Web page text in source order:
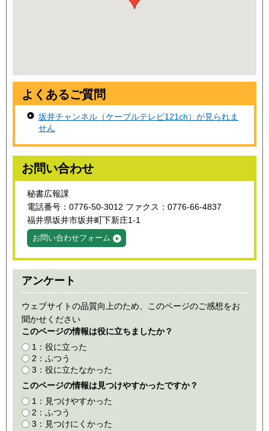
よくあるご質問
坂井チャンネル（ケーブルテレビ121ch）が見られま
せん
お問い合わせ
秘書広報課
電話番号：0776-50-3012 ファクス：0776-66-4837
福井県坂井市坂井町下新庄1-1
お問い合わせフォーム
アンケート
ウェブサイトの品質向上のため、このページのご感想をお
聞かせください
このページの情報は役に立ちましたか？
1：役に立った
2：ふつう
3：役に立たなかった
このページの情報は見つけやすかったですか？
1：見つけやすかった
2：ふつう
3：見つけにくかった